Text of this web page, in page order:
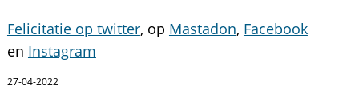
Felicitatie op twitter, op Mastadon, Facebook
en Instagram
27-04-2022